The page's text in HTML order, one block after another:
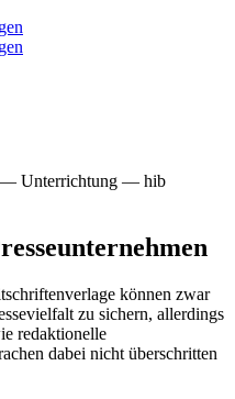
— Unterrichtung — hib
können zwar
zu sichern, allerdings
redaktionelle
dabei nicht überschritten